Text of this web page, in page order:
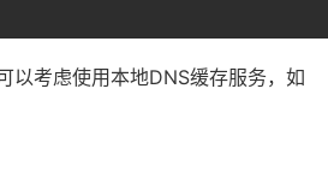
以考虑使用本地DNS缓存服务，如​